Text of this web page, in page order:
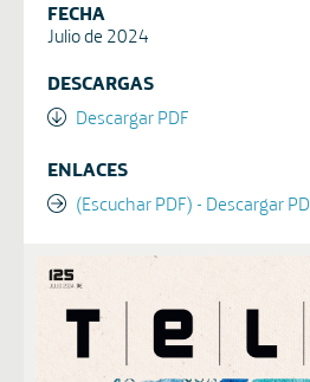
FECHA
Julio de 2024
DESCARGAS
Descargar PDF
ENLACES
(Escuchar PDF) - Descargar